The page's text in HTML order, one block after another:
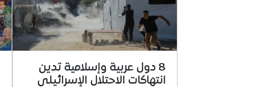
8 دول عربية وإسلامية تدين
انتهاكات الاحتلال الإسرائيلي